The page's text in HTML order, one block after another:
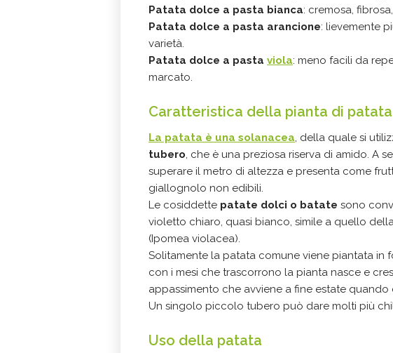
Patata dolce a pasta bianca: cremosa,
Patata dolce a pasta arancione: lievemente
varietà.
Patata dolce a pasta viola: meno facili da
marcato.
Caratteristica della pianta di patata
La patata è una solanacea, della quale si
tubero, che è una preziosa riserva di amido. A
superare il metro di altezza e presenta come
giallognolo non edibili.
Le cosiddette patate dolci o batate sono
violetto chiaro, quasi bianco, simile a quello
(Ipomea violacea).
Solitamente la patata comune viene piantata in
con i mesi che trascorrono la pianta nasce e
appassimento che avviene a fine estate
Un singolo piccolo tubero può dare molti più
Uso della patata